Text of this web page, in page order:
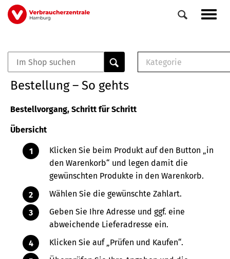
Direkt
zum
Veranstaltungen
0
Elemente
Kategorie
Buch
Bestellung – So gehts
Bestellvorgang, Schritt für Schritt
Übersicht
Klicken Sie beim Produkt auf den Button „in
den Warenkorb“ und legen damit die
gewünschten Produkte in den Warenkorb.
Wählen Sie die gewünschte Zahlart.
Geben Sie Ihre Adresse und ggf. eine
abweichende Lieferadresse ein.
Klicken Sie auf „Prüfen und Kaufen“.